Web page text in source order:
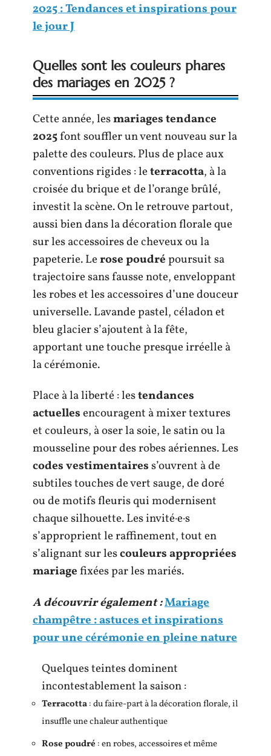
2025 : Tendances et inspirations pour
le jour J
Quelles sont les couleurs phares
des mariages en 2025 ?
Cette année, lesmariages tendance
2025font souffler un vent nouveau sur la
palette des couleurs. Plus de place aux
conventions rigides : leterracotta, à la
croisée du brique et de l’orange brûlé,
investit la scène. On le retrouve partout,
aussi bien dans la décoration florale que
sur les accessoires de cheveux ou la
papeterie. Lerose poudrépoursuit sa
trajectoire sans fausse note, enveloppant
les robes et les accessoires d’une douceur
universelle. Lavande pastel, céladon et
bleu glacier s’ajoutent à la fête,
apportant une touche presque irréelle à
la cérémonie.
Place à la liberté : lestendances
actuellesencouragent à mixer textures
et couleurs, à oser la soie, le satin ou la
mousseline pour des robes aériennes. Les
codes vestimentairess’ouvrent à de
subtiles touches de vert sauge, de doré
ou de motifs fleuris qui modernisent
chaque silhouette. Les invité·e·s
s’approprient le raffinement, tout en
s’alignant sur lescouleurs appropriées
mariagefixées par les mariés.
A découvrir également :Mariage
champêtre : astuces et inspirations
pour une cérémonie en pleine nature
Quelques teintes dominent
incontestablement la saison :
Terracotta: du faire-part à la décoration florale, il
insuffle une chaleur authentique
Rose poudré : en robes, accessoires et même